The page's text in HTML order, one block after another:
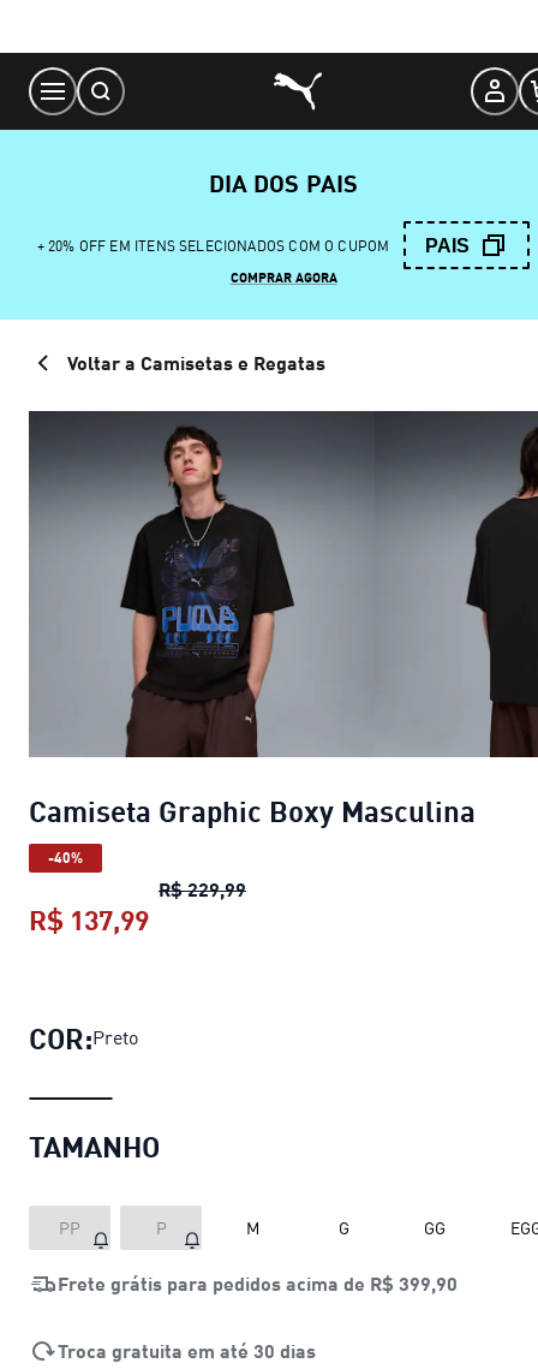
Content
DIA DOS PAIS
+ 20% OFF EM ITENS SELECIONADOS COM O CUPOM PAIS
COMPRAR AGORA
Voltar a Camisetas e Regatas
Camiseta Graphic Boxy Masculina
-40%
R$ 229,99Camiseta Graphic Boxy
R$ 137,99
COR:Preto
TAMANHO
PP P M G GG
Frete grátis para pedidos acima de R$ 399,90
Troca gratuita em até 30 dias